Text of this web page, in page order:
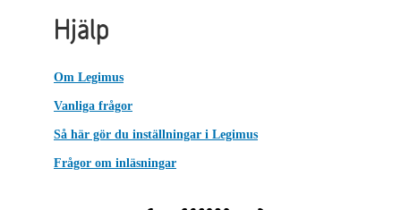
Hjälp
Om Legimus
Vanliga frågor
Så här gör du inställningar i Legimus
Frågor om inläsningar